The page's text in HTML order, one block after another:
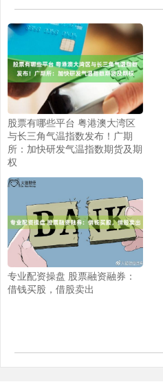
股票有哪些平台 粤港澳大湾区
与长三角气温指数发布！广期
所：加快研发气温指数期货及期
权
专业配资操盘 股票融资融券：
借钱买股，借股卖出